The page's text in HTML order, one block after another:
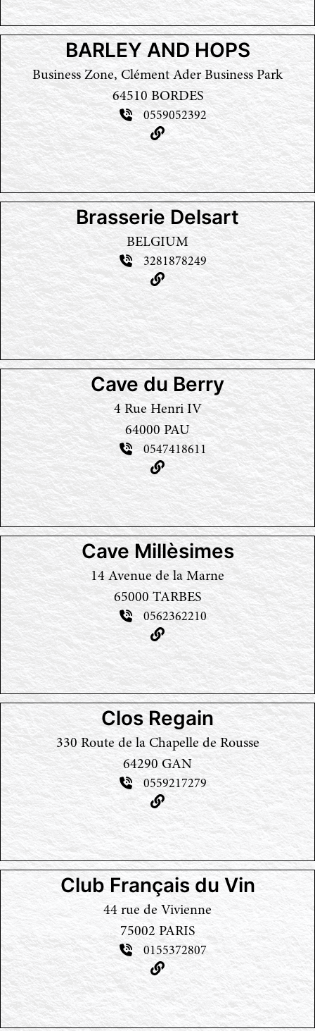
BARLEY AND HOPS
Business Zone, Clément Ader Business Park
64510 BORDES
0559052392
Brasserie Delsart
BELGIUM
3281878249
Cave du Berry
4 Rue Henri IV
64000 PAU
0547418611
Cave Millèsimes
14 Avenue de la Marne
65000 TARBES
0562362210
Clos Regain
330 Route de la Chapelle de Rousse
64290 GAN
0559217279
Club Français du Vin
44 rue de Vivienne
75002 PARIS
0155372807